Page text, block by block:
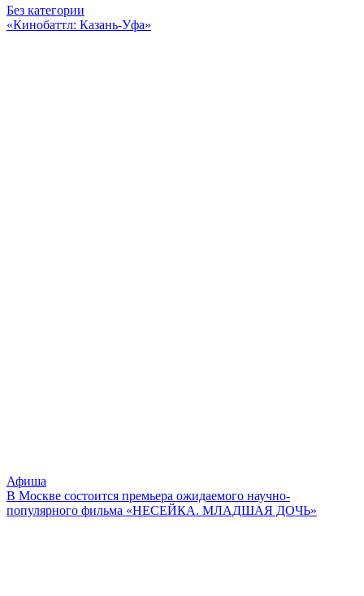
Без категории
«Кинобаттл: Казань-Уфа»
Афиша
В Москве состоится премьера ожидаемого научно-
популярного фильма «НЕСЕЙКА. МЛАДШАЯ ДОЧЬ»